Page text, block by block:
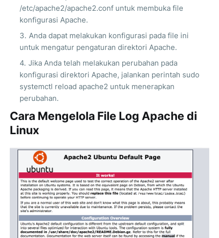
/etc/apache2/apache2.conf untuk membuka file
konfigurasi Apache.
Anda dapat melakukan konfigurasi pada file ini
untuk mengatur pengaturan direktori Apache.
Jika Anda telah melakukan perubahan pada
konfigurasi direktori Apache, jalankan perintah sudo
systemctl reload apache2 untuk menerapkan
perubahan.
Cara Mengelola File Log Apache di
Linux